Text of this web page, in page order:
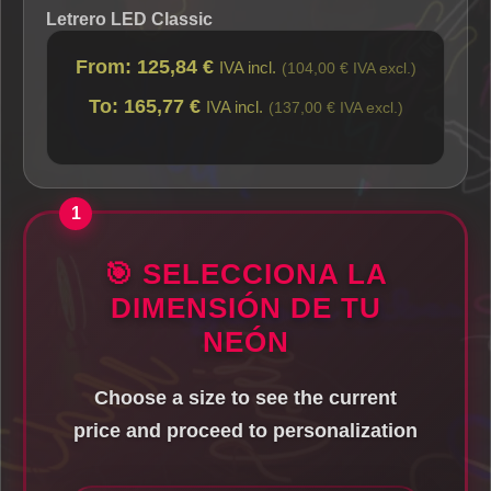
Letrero LED Classic
From: 125,84 € IVA incl. (104,00 € IVA excl.)
To: 165,77 € IVA incl. (137,00 € IVA excl.)
🎯 SELECCIONA LA
DIMENSIÓN DE TU
NEÓN
Choose a size to see the current
price and proceed to personalization